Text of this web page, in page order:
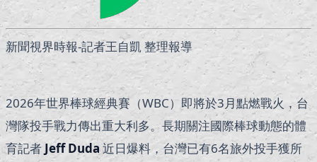
新聞視界時報-記者王自凱 整理報導
2026年世界棒球經典賽（WBC）即將於3月點燃戰火，台
灣隊投手戰力傳出重大利多。長期關注國際棒球動態的體
育記者 Jeff Duda近日爆料，台灣已有6名旅外投手獲所